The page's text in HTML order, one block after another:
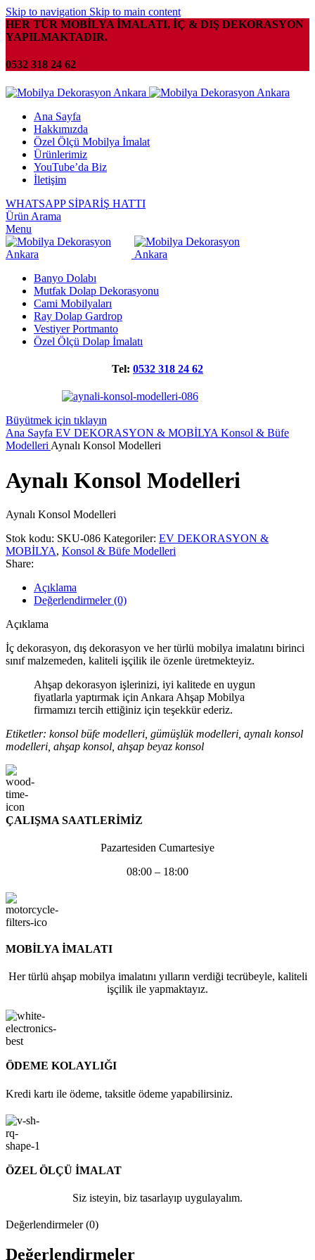
Skip to navigation Skip to main content
HER TÜR MOBİLYA İMALATI, İÇ & DIŞ DEKORASYON
YAPILMAKTADIR.
0532 318 24 62
Ana Sayfa
Hakkımızda
Özel Ölçü Mobilya İmalat
Ürünlerimiz
YouTube’da Biz
İletişim
WHATSAPP SİPARİŞ HATTI
Ürün Arama
Menu
Banyo Dolabı
Mutfak Dolap Dekorasyonu
Cami Mobilyaları
Ray Dolap Gardrop
Vestiyer Portmanto
Özel Ölçü Dolap İmalatı
Tel: 0532 318 24 62
Büyütmek için tıklayın
Ana Sayfa EV DEKORASYON & MOBİLYA Konsol & Büfe
Modelleri Aynalı Konsol Modelleri
Aynalı Konsol Modelleri
Aynalı Konsol Modelleri
Stok kodu: SKU-086 Kategoriler: EV DEKORASYON &
MOBİLYA, Konsol & Büfe Modelleri
Share:
Açıklama
Değerlendirmeler (0)
Açıklama
İç dekorasyon, dış dekorasyon ve her türlü mobilya imalatını birinci
sınıf malzemeden, kaliteli işçilik ile özenle üretmekteyiz.
Ahşap dekorasyon işlerinizi, iyi kalitede en uygun
fiyatlarla yaptırmak için Ankara Ahşap Mobilya
firmamızı tercih ettiğiniz için teşekkür ederiz.
Etiketler: konsol büfe modelleri, gümüşlük modelleri, aynalı konsol
modelleri, ahşap konsol, ahşap beyaz konsol
ÇALIŞMA SAATLERİMİZ
Pazartesiden Cumartesiye
08:00 – 18:00
MOBİLYA İMALATI
Her türlü ahşap mobilya imalatını yılların verdiği tecrübeyle, kaliteli
işçilik ile yapmaktayız.
ÖDEME KOLAYLIĞI
Kredi kartı ile ödeme, taksitle ödeme yapabilirsiniz.
ÖZEL ÖLÇÜ İMALAT
Siz isteyin, biz tasarlayıp uygulayalım.
Değerlendirmeler (0)
Değerlendirmeler